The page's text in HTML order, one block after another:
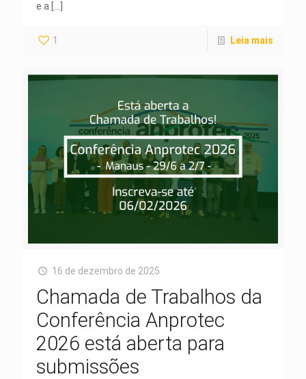
e a […]
1 Leia mais
16 de dezembro de 2025
Chamada de Trabalhos da
Conferência Anprotec
2026 está aberta para
submissões